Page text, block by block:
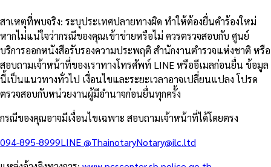
สาเหตุที่พบจริง: ระบุประเทศปลายทางผิด ทำให้ต้องยื่นคำร้องใหม่
หากไม่แน่ใจว่ากรณีของคุณเข้าข่ายหรือไม่ ควรตรวจสอบกับ ศูนย์
บริการออกหนังสือรับรองความประพฤติ สำนักงานตำรวจแห่งชาติ หรือ
สอบถามเจ้าหน้าที่ของเราทางโทรศัพท์ LINE หรืออีเมลก่อนยื่น ข้อมูล
นี้เป็นแนวทางทั่วไป เงื่อนไขและระยะเวลาอาจเปลี่ยนแปลง โปรด
ตรวจสอบกับหน่วยงานผู้มีอำนาจก่อนยื่นทุกครั้ง
กรณีของคุณอาจมีเงื่อนไขเฉพาะ สอบถามเจ้าหน้าที่ได้โดยตรง
094-895-8999LINE@ThainotaryNotary@ilc.ltd